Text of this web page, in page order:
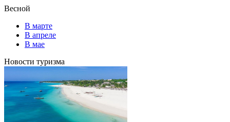
Весной
В марте
В апреле
В мае
Новости туризма